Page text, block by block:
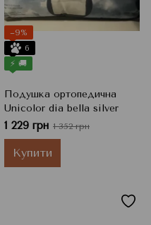
−9%
6
⚡ 🚚
Подушка ортопедична
Unicolor dia bella silver
1 229 грн 1 352 грн
Купити